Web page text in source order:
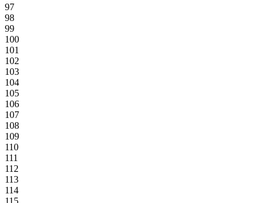
97
98
99
100
101
102
103
104
105
106
107
108
109
110
111
112
113
114